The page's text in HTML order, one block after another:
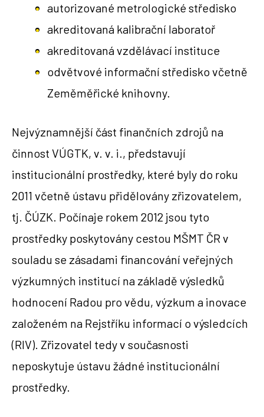
autorizované metrologické středisko
akreditovaná kalibrační laboratoř
akreditovaná vzdělávací instituce
odvětvové informační středisko včetně
Zeměměřické knihovny.
Nejvýznamnější část finančních zdrojů na
činnost VÚGTK, v. v. i., představují
institucionální prostředky, které byly do roku
2011 včetně ústavu přidělovány zřizovatelem,
tj. ČÚZK. Počínaje rokem 2012 jsou tyto
prostředky poskytovány cestou MŠMT ČR v
souladu se zásadami financování veřejných
výzkumných institucí na základě výsledků
hodnocení Radou pro vědu, výzkum a inovace
založeném na Rejstříku informací o výsledcích
(RIV). Zřizovatel tedy v současnosti
neposkytuje ústavu žádné institucionální
prostředky.